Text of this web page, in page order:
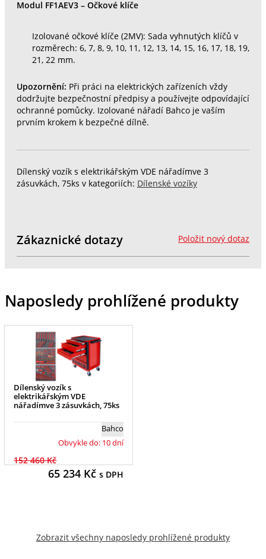
Modul FF1AEV3 – Očkové klíče
Izolované očkové klíče (2MV): Sada vyhnutých klíčů v
rozměrech: 6, 7, 8, 9, 10, 11, 12, 13, 14, 15, 16, 17, 18, 19,
21, 22 mm.
Upozornění: Při práci na elektrických zařízeních vždy
dodržujte bezpečnostní předpisy a používejte odpovídající
ochranné pomůcky. Izolované nářadí Bahco je vaším
prvním krokem k bezpečné dílně.
Dílenský vozík s elektrikářským VDE nářadímve 3
zásuvkách, 75ks v kategoriích: Dílenské vozíky
Položit nový dotaz
Zákaznické dotazy
Naposledy prohlížené produkty
Dílenský vozík s
elektrikářským VDE
nářadímve 3 zásuvkách, 75ks
Bahco
Obvykle do: 10 dní
152 460 Kč
65 234Kč s DPH
Zobrazit všechny naposledy prohlížené produkty